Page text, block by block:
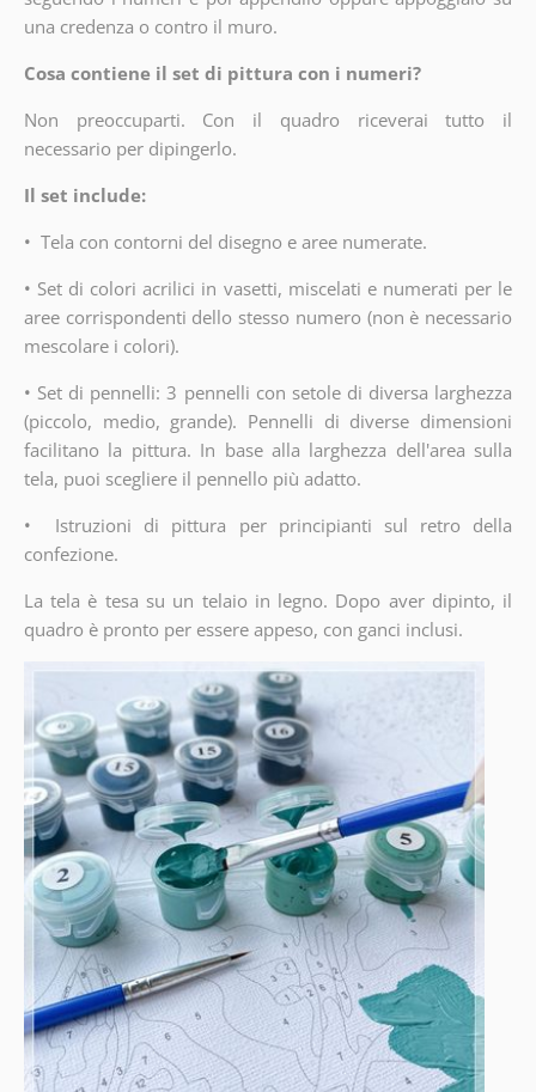
una credenza o contro il muro.
Cosa contiene il set di pittura con i numeri?
Non preoccuparti. Con il quadro riceverai tutto il
necessario per dipingerlo.
Il set include:
• Tela con contorni del disegno e aree numerate.
• Set di colori acrilici in vasetti, miscelati e numerati per le
aree corrispondenti dello stesso numero (non è necessario
mescolare i colori).
• Set di pennelli: 3 pennelli con setole di diversa larghezza
(piccolo, medio, grande). Pennelli di diverse dimensioni
facilitano la pittura. In base alla larghezza dell'area sulla
tela, puoi scegliere il pennello più adatto.
• Istruzioni di pittura per principianti sul retro della
confezione.
La tela è tesa su un telaio in legno. Dopo aver dipinto, il
quadro è pronto per essere appeso, con ganci inclusi.